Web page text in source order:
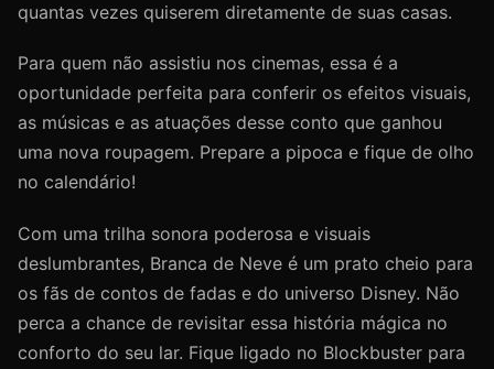
quantas vezes quiserem diretamente de suas casas.
Para quem não assistiu nos cinemas, essa é a
oportunidade perfeita para conferir os efeitos visuais,
as músicas e as atuações desse conto que ganhou
uma nova roupagem. Prepare a pipoca e fique de olho
no calendário!
Com uma trilha sonora poderosa e visuais
deslumbrantes, Branca de Neve é um prato cheio para
os fãs de contos de fadas e do universo Disney. Não
perca a chance de revisitar essa história mágica no
conforto do seu lar. Fique ligado no Blockbuster para